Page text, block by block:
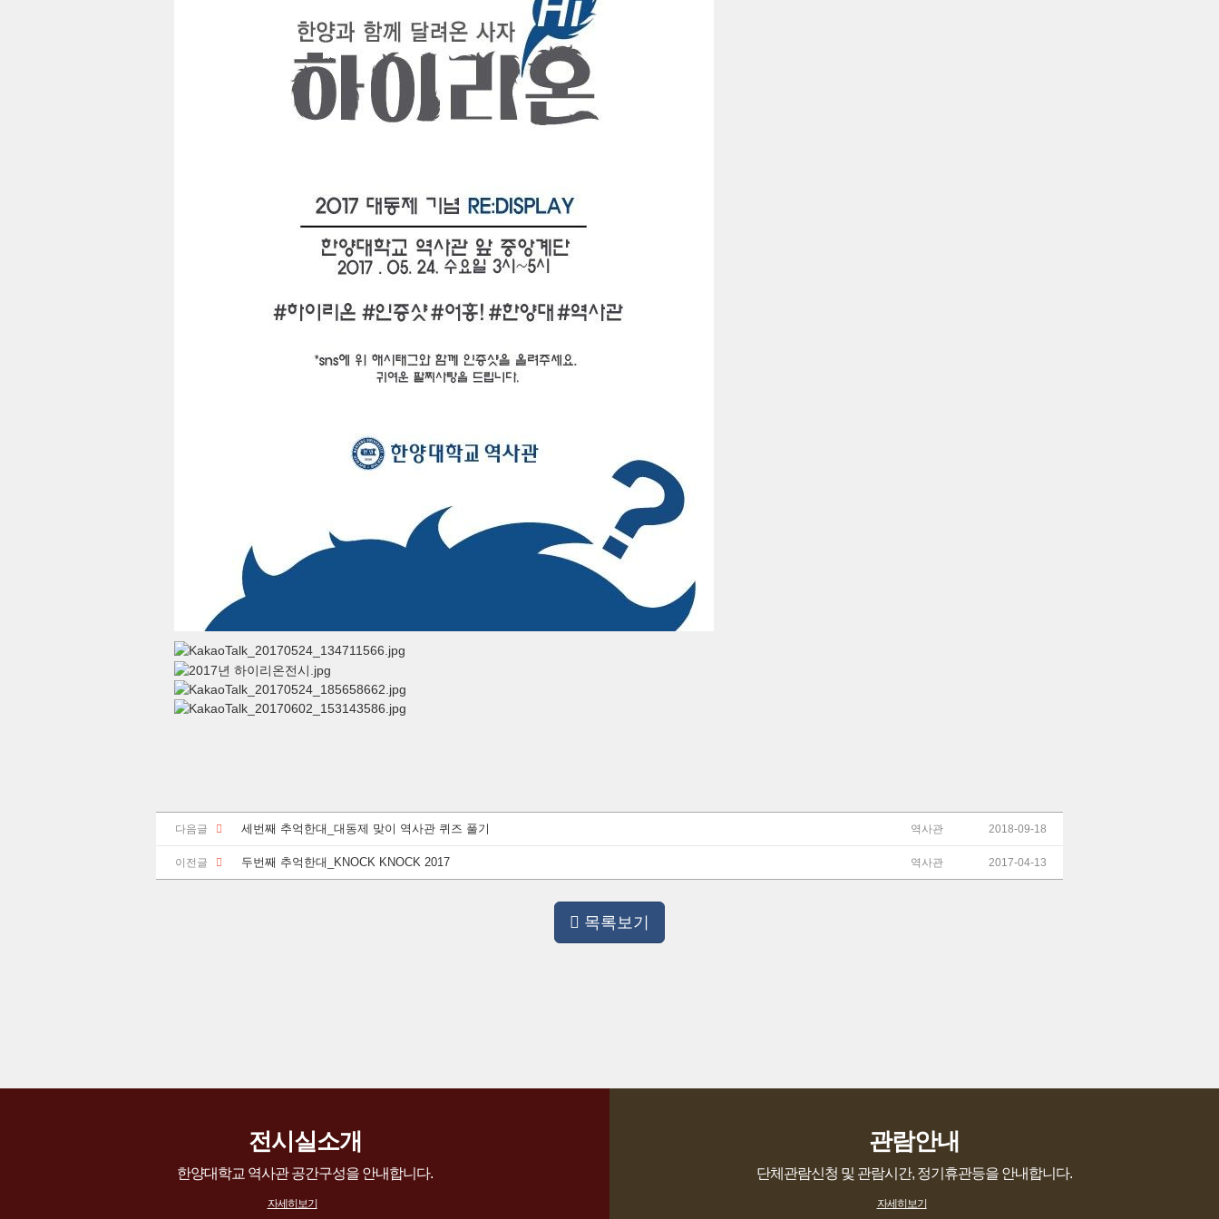
다음글 세번째 추억한대_대동제 맞이 역사관 퀴즈 풀기 역사관 2018-09-18
이전글 두번째 추억한대_KNOCK KNOCK 2017 역사관 2017-04-13
목록보기
전시실소개
한양대학교 역사관 공간구성을 안내합니다.
자세히보기
관람안내
단체관람신청 및 관람시간, 정기휴관등을 안내합니다.
자세히보기